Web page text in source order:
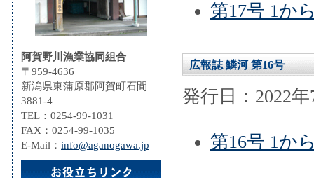
第17号 1か
広報誌 鱗河 第16号
発行日：2022年
第16号 1か
阿賀野川漁業協同組合
〒959-4636
新潟県東蒲原郡阿賀町石間
3881-4
TEL：0254-99-1031
FAX：0254-99-1035
E-Mail： info@aganogawa.jp